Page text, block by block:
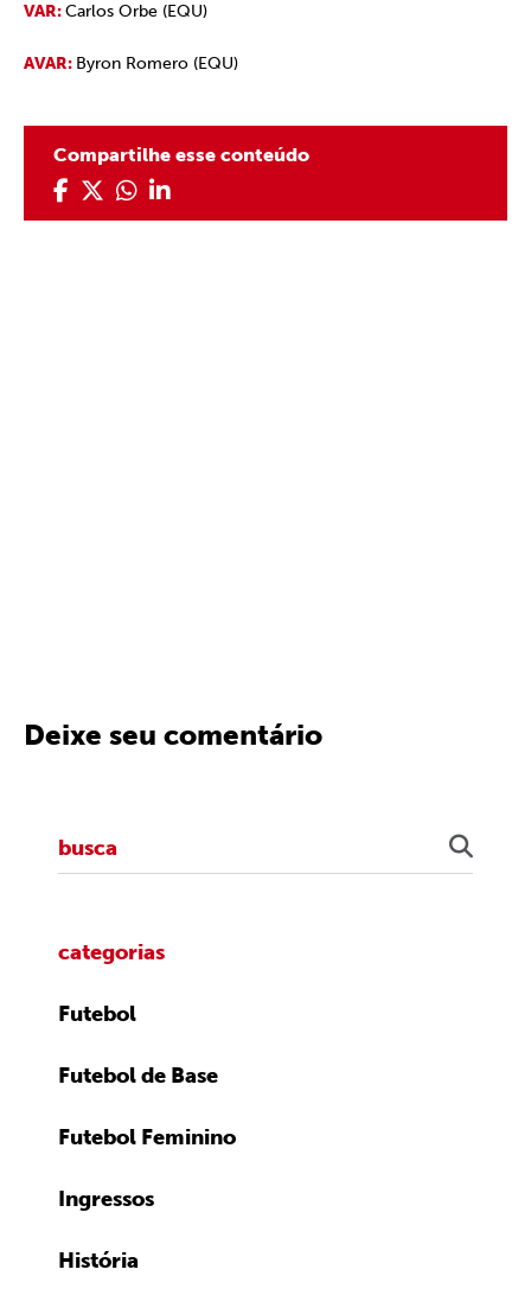
VAR:Carlos Orbe (EQU)
AVAR: Byron Romero (EQU)
Compartilhe esse conteúdo
Deixe seu comentário
categorias
Futebol
Futebol de Base
Futebol Feminino
Ingressos
História